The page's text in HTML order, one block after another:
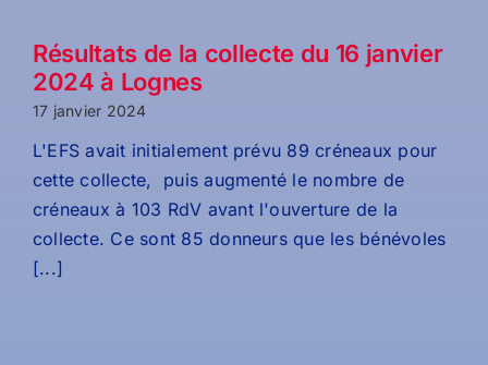
Résultats de la collecte du 16 janvier
2024 à Lognes
17 janvier 2024
L'EFS avait initialement prévu 89 créneaux pour
cette collecte, puis augmenté le nombre de
créneaux à 103 RdV avant l'ouverture de la
collecte. Ce sont 85 donneurs que les bénévoles
[...]